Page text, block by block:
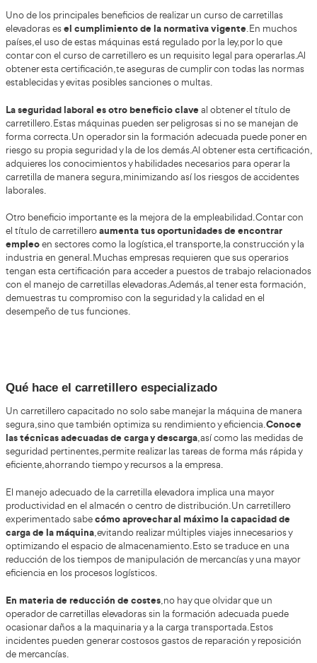
5. SIMBOLOGÍA:
5.1. Símbolos para la manipulación de cargas.
5.2. Símbolos relacionados con el motor.
5.3. Símbolos de información o identificación.
5.4. Señalización.
5.5. Señales de maniobra más usuales.
6. SEGURIDAD EN LA CONDUCCIÓN DE
6.1 Condiciones de seguridad y conducción de carretillas.
6.2 Seguridad en el manejo de carretillas:
6.2.1. Factores intervinientes.
6.2.2. Dispositivos de seguridad de las carretillas
6.2.2.2. Placa portahorquillas.
6.2.2.3. Respaldo para cargas.
6.2.2.4. Señales acústicas.
6.2.2.5. Otros dispositivos.
6.3. Protección personal del conductor de carretillas
6.3.1. Traje.
6.3.5. Cinturón lumbo abdominal.
6.4. Accidentes con carretillas:
6.4.1. Accidentes más comunes.
6.4.2. Medidas a adoptar.
6.5. Riesgos generales del conductor de carretillas.
6.5.1. Riesgos ergonómicos.
6.5.2. Riesgos higiénicos.
6.5.3. Riesgos de seguridad: vuelco, caída en altura y
choques y atrapamientos, caída de cargas transportadas/
incendio y/o explosión, caída de personas al subir o bajar
transportados o izados por carretillas. Traumatismos
en la utilización, intoxicación y/o asfixia por acceso a
insuficientemente ventilados.
6.6. Lesiones que se pueden producir: traumatismos
en la utilización, intoxicación y/o asfixia por acceso a
insuficientemente ventilado.